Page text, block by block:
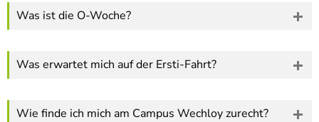
Was ist die O-Woche?
Was erwartet mich auf der Ersti-Fahrt?
Wie finde ich mich am Campus Wechloy zurecht?